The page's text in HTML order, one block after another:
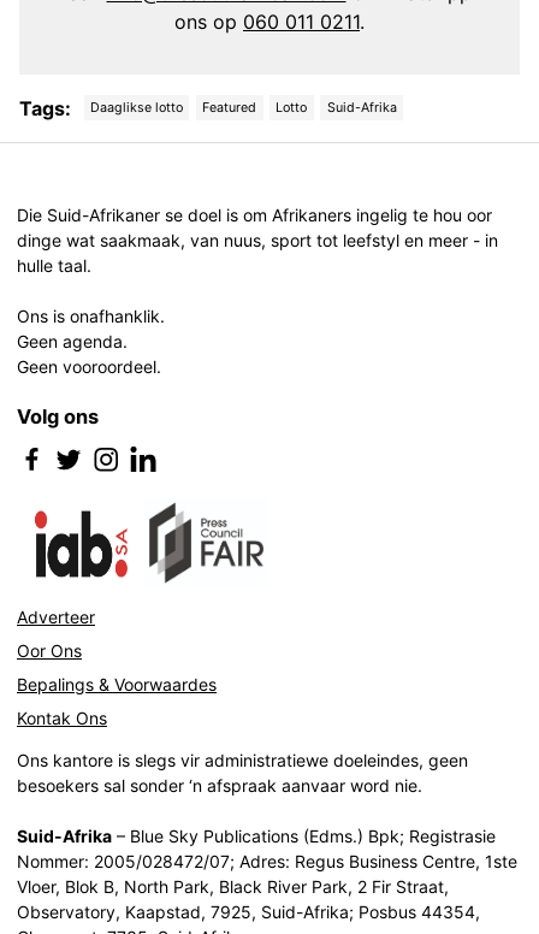
ons op 060 011 0211.
Tags: Daaglikse lotto Featured Lotto Suid-Afrika
Die Suid-Afrikaner se doel is om Afrikaners ingelig te hou oor
dinge wat saakmaak, van nuus, sport tot leefstyl en meer - in
hulle taal.
Ons is onafhanklik.
Geen agenda.
Geen vooroordeel.
Volg ons
Adverteer
Oor Ons
Bepalings & Voorwaardes
Kontak Ons
Ons kantore is slegs vir administratiewe doeleindes, geen
besoekers sal sonder ‘n afspraak aanvaar word nie.
Suid-Afrika – Blue Sky Publications (Edms.) Bpk; Registrasie
Nommer: 2005/028472/07; Adres: Regus Business Centre, 1ste
Vloer, Blok B, North Park, Black River Park, 2 Fir Straat,
Observatory, Kaapstad, 7925, Suid-Afrika; Posbus 44354,